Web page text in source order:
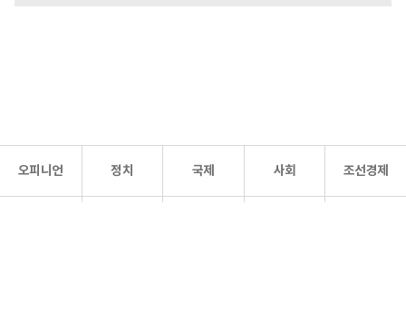
오피니언 정치 국제 사회 조선경제